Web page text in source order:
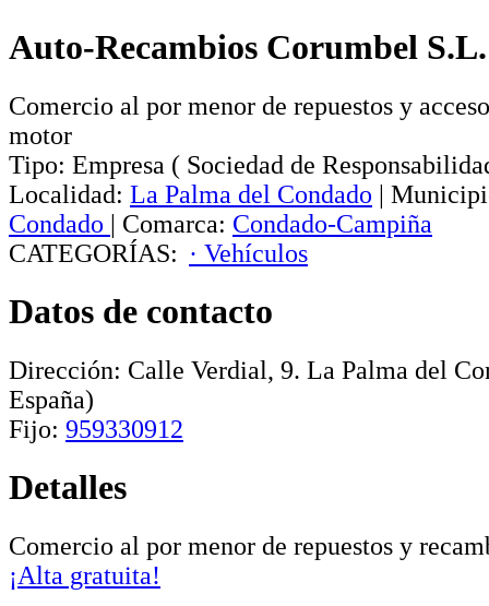
Auto-Recambios Corumbel S.L.
Comercio al por menor de repuestos y
motor
Tipo: Empresa ( Sociedad de
Localidad: La Palma del Condado |
Condado | Comarca: Condado-Campiña
CATEGORÍAS: · Vehículos
Datos de contacto
Dirección: Calle Verdial, 9. La Palma del
España)
Fijo: 959330912
Detalles
Comercio al por menor de repuestos y
¡Alta gratuita!